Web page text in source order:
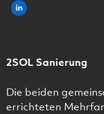
2SOL Sanierung
Die beiden
errichteten